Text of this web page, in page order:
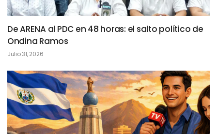
De ARENA al PDC en 48 horas: el salto político de
Ondina Ramos
Julio 31, 2026